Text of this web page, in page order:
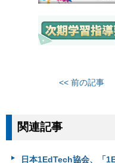
<< 前の記事
関連記事
日本1EdTech協会、「